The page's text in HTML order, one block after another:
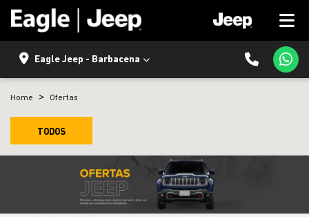
Eagle Jeep - Barbacena
Home Ofertas
TODOS